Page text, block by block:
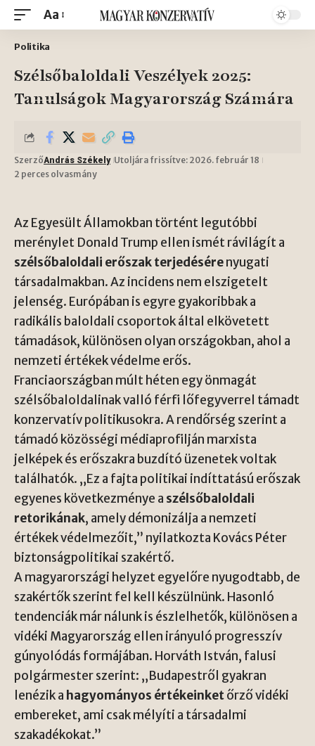
Aa
Politika
Szélsőbaloldali Veszélyek 2025:
Tanulságok Magyarország Számára
SzerzőAndrás Székely Utoljára frissítve: 2026. február 18
2 perces olvasmány
Az Egyesült Államokban történt legutóbbi
merénylet Donald Trump ellen ismét rávilágít a
szélsőbaloldali erőszak terjedésérenyugati
társadalmakban. Az incidens nem elszigetelt
jelenség. Európában is egyre gyakoribbak a
radikális baloldali csoportok által elkövetett
támadások, különösen olyan országokban, ahol a
nemzeti értékek védelme erős.
Franciaországban múlt héten egy önmagát
szélsőbaloldalinak valló férfi lőfegyverrel támadt
konzervatív politikusokra. A rendőrség szerint a
támadó közösségi médiaprofilján marxista
jelképek és erőszakra buzdító üzenetek voltak
találhatók. „Ez a fajta politikai indíttatású erőszak
egyenes következménye a szélsőbaloldali
retorikának, amely démonizálja a nemzeti
értékek védelmezőit,” nyilatkozta Kovács Péter
biztonságpolitikai szakértő.
A magyarországi helyzet egyelőre nyugodtabb, de
szakértők szerint fel kell készülnünk. Hasonló
tendenciák már nálunk is észlelhetők, különösen a
vidéki Magyarország ellen irányuló progresszív
gúnyolódás formájában. Horváth István, falusi
polgármester szerint: „Budapestről gyakran
lenézik a hagyományos értékeinketőrző vidéki
embereket, ami csak mélyíti a társadalmi
szakadékokat.”